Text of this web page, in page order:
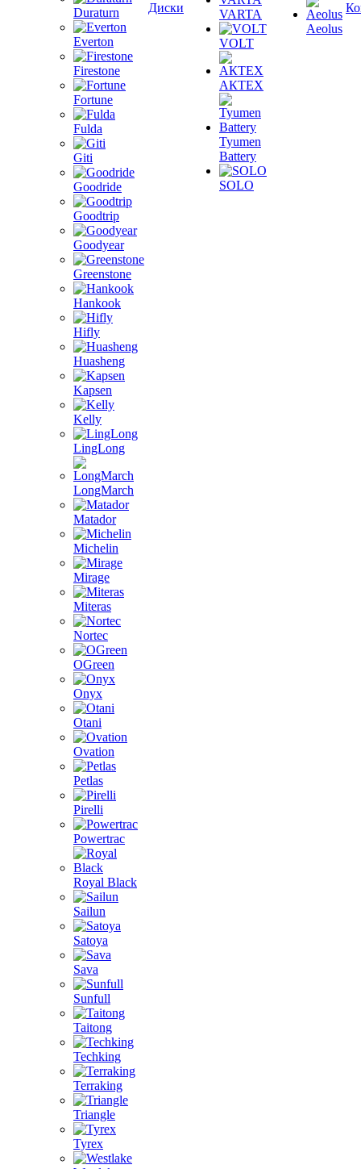
Duraturn
Everton
Firestone
Fortune
Fulda
Giti
Goodride
Goodtrip
Goodyear
Greenstone
Hankook
Hifly
Huasheng
Kapsen
Kelly
LingLong
LongMarch
Matador
Michelin
Mirage
Miteras
Nortec
OGreen
Onyx
Otani
Ovation
Petlas
Pirelli
Powertrac
Royal Black
Sailun
Satoya
Sava
Sunfull
Taitong
Techking
Terraking
Triangle
Tyrex
Диски VARTA
VOLT
АКТЕХ
Tyumen
Battery
SOLO
Aeolus